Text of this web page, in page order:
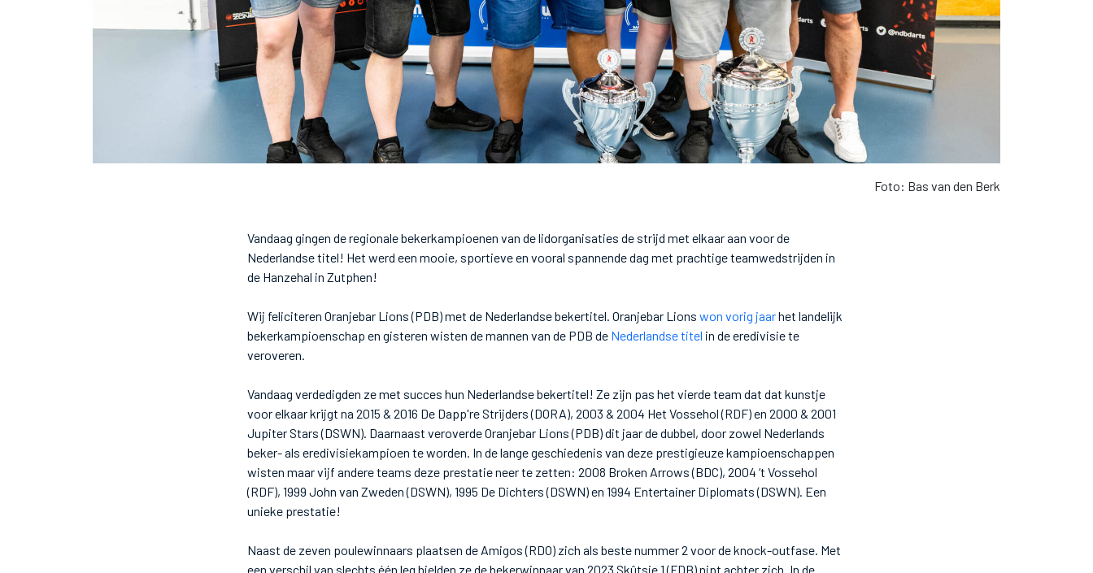
Foto: Bas van den Berk
Vandaag gingen de regionale bekerkampioenen van de lidorganisaties de strijd met elkaar aan voor de
Nederlandse titel! Het werd een mooie, sportieve en vooral spannende dag met prachtige teamwedstrijden in
de Hanzehal in Zutphen!
Wij feliciteren Oranjebar Lions (PDB) met de Nederlandse bekertitel. Oranjebar Lions won vorig jaarhet landelijk
bekerkampioenschap en gisteren wisten de mannen van de PDB de Nederlandse titel in de eredivisie te
veroveren.
Vandaag verdedigden ze met succes hun Nederlandse bekertitel! Ze zijn pas het vierde team dat dat kunstje
voor elkaar krijgt na 2015 & 2016 De Dapp're Strijders (DORA), 2003 & 2004 Het Vossehol (RDF) en 2000 & 2001
Jupiter Stars (DSWN). Daarnaast veroverde Oranjebar Lions (PDB) dit jaar de dubbel, door zowel Nederlands
beker- als eredivisiekampioen te worden. In de lange geschiedenis van deze prestigieuze kampioenschappen
wisten maar vijf andere teams deze prestatie neer te zetten: 2008 Broken Arrows (BDC), 2004 ‘t Vossehol
(RDF), 1999 John van Zweden (DSWN), 1995 De Dichters (DSWN) en 1994 Entertainer Diplomats (DSWN). Een
unieke prestatie!
Naast de zeven poulewinnaars plaatsen de Amigos (RDO) zich als beste nummer 2 voor de knock-outfase. Met
een verschil van slechts één leg hielden ze de bekerwinnaar van 2023 Skûtsje 1 (FDB) nipt achter zich. In de